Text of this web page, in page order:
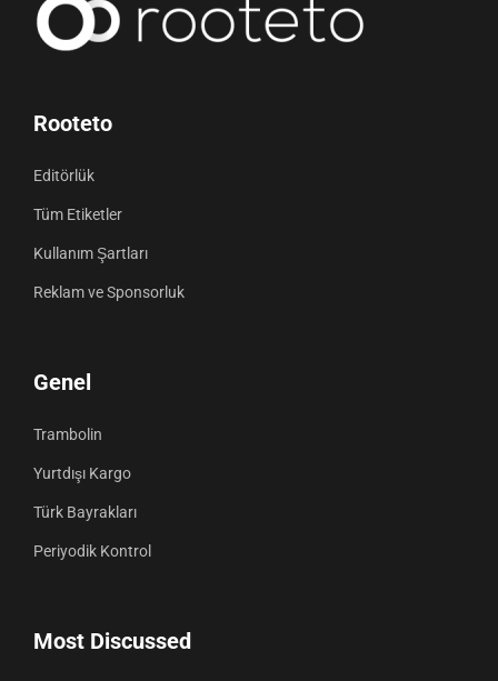
Rooteto
Editörlük
Tüm Etiketler
Kullanım Şartları
Reklam ve Sponsorluk
Genel
Trambolin
Yurtdışı Kargo
Türk Bayrakları
Periyodik Kontrol
Most Discussed